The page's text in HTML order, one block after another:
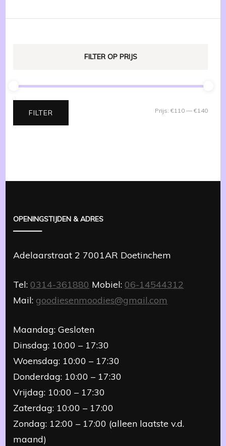
FILTER OP PRIJS
Min.
Max.
FILTER Prijs: €110— €140
OPENINGSTIJDEN & ADRES
Adelaarstraat 2 7001AR Doetinchem
Tel:0314-361880 Mobiel:06-14544312
Mail:goodiesenmoodies@gmail.com
Maandag: Gesloten
Dinsdag: 10:00 – 17:30
Woensdag: 10:00 – 17:30
Donderdag: 10:00 – 17:30
Vrijdag: 10:00 – 17:30
Zaterdag: 10:00 – 17:00
Zondag: 12:00 – 17:00 (alleen laatste v.d.
maand)